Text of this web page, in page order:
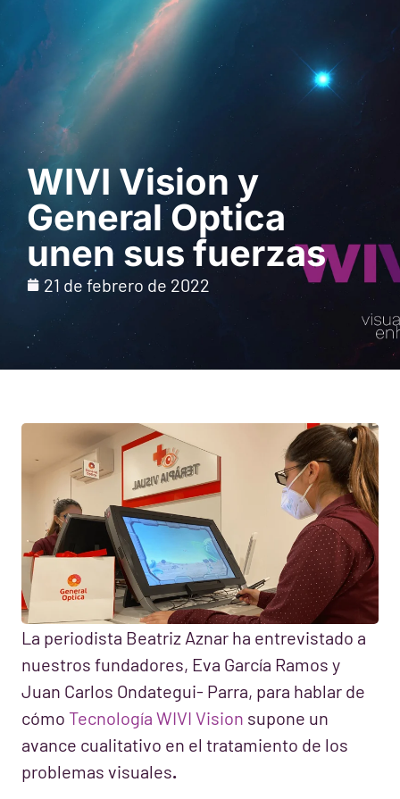
Solicita una demo
WIVI Vision y
General Optica
unen sus fuerzas
21 de febrero de 2022
La periodista Beatriz Aznar ha entrevistado a
nuestros fundadores, Eva García Ramos y
Juan Carlos Ondategui- Parra, para hablar de
cómo Tecnología WIVI Vision supone un
avance cualitativo en el tratamiento de los
problemas visuales.